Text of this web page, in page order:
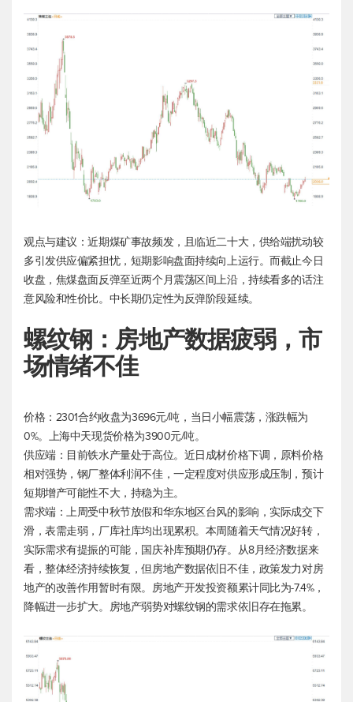
观点与建议：近期煤矿事故频发，且临近二十大，供给端扰动较
多引发供应偏紧担忧，短期影响盘面持续向上运行。而截止今日
收盘，焦煤盘面反弹至近两个月震荡区间上沿，持续看多的话注
意风险和性价比。中长期仍定性为反弹阶段延续。
螺纹钢：房地产数据疲弱，市
场情绪不佳
价格：2301合约收盘为3696元/吨，当日小幅震荡，涨跌幅为
0%。上海中天现货价格为3900元/吨。
供应端：目前铁水产量处于高位。近日成材价格下调，原料价格
相对强势，钢厂整体利润不佳，一定程度对供应形成压制，预计
短期增产可能性不大，持稳为主。
需求端：上周受中秋节放假和华东地区台风的影响，实际成交下
滑，表需走弱，厂库社库均出现累积。本周随着天气情况好转，
实际需求有提振的可能，国庆补库预期仍存。从8月经济数据来
看，整体经济持续恢复，但房地产数据依旧不佳，政策发力对房
地产的改善作用暂时有限。房地产开发投资额累计同比为-7.4%，
降幅进一步扩大。房地产弱势对螺纹钢的需求依旧存在拖累。